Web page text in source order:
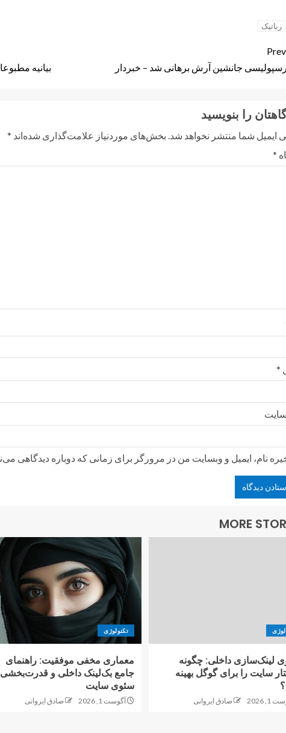
رباتیک
جانشین آرش برهانی شد – خبردار
بیانیه
را بنویسید
ایمیل شما منتشر نخواهد شد. بخش‌های موردنیاز علامت‌گذاری شده‌اند *
*
*
نام، ایمیل و وبسایت من در مرورگر برای زمانی که دوباره دیدگاهی
MORE
لینک‌سازی داخلی: چگونه
سایت را برای گوگل بهینه
1, 2026 صادق ایروانی
تکنولوژی
معماری مخفی موفقیت: راهنمای
جامع بک‌لینک داخلی و قدرت‌بخشی
سئوی سایت
آگوست 1, 2026 صادق ایروانی